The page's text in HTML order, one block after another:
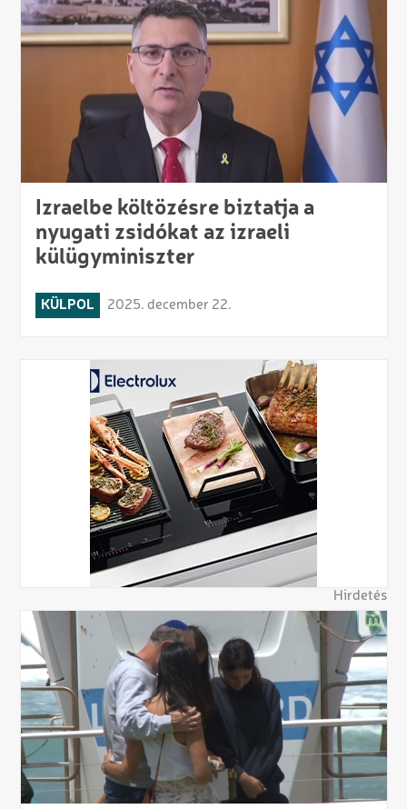
Izraelbe költözésre biztatja a
nyugati zsidókat az izraeli
külügyminiszter
KÜLPOL 2025. december 22.
Hirdetés